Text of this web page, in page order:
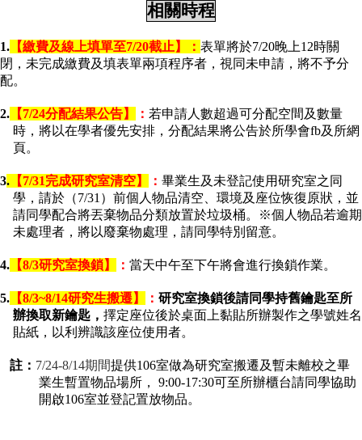
家
發
究
期
刊
口
試
專
區
所
會
相關時程
1. 【繳費及線上填單至7/20截止】： 表單將於7/20晚上12時關
閉，未完成繳費及填表單兩項程序者，視同未申請，將不予分
配。
2. 【7/24分配結果公告】 ： 若申請人數超過可分配空間及數量
時，將以在學者優先安排，分配結果將公告於所學會fb及所網
頁。
3. 【7/31完成研究室清空】 ： 畢業生及未登記使用研究室之同
學，請於（7/31）前個人物品清空、環境及座位恢復原狀，並
請同學配合將丟棄物品分類放置於垃圾桶。 ※個人物品若逾期
未處理者， 將以廢棄物處理，請同學特別留意。
4. 【8/3研究室換鎖】 ： 當天中午至下午將會進行換鎖作業。
5. 【8/3~8/14研究生搬遷】 ： 研究室換鎖後請同學持舊鑰匙至所
辦換取新鑰匙， 擇定座位後於桌面上黏貼所辦製作之學號姓名
貼紙，以利辨識該座位使用者。
註： 7/24-8/14期間提供106室做為研究室搬遷及暫未離校之畢
業生暫置物品場所，
9:00-17:30可至所辦櫃台請同學協助
開啟106室並登記置放物品。